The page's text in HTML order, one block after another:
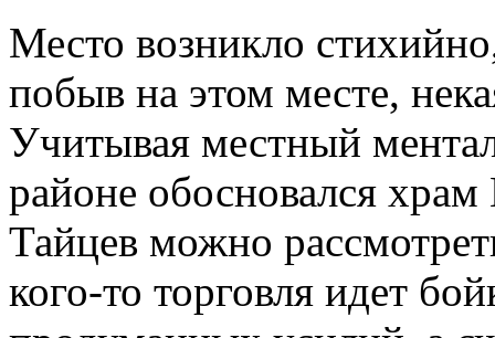
Место возникло
побыв на этом месте,
Учитывая местный
районе обосновался
Тайцев можно
кого-то торговля идет